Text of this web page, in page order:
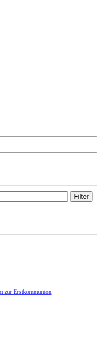
Filter
zur Erstkommunion